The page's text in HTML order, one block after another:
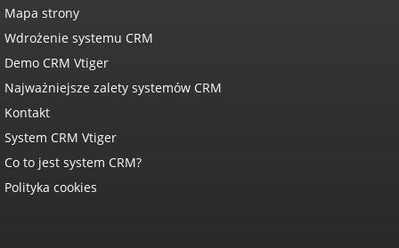
Mapa strony
Wdrożenie systemu CRM
Demo CRM Vtiger
Najważniejsze zalety systemów CRM
Kontakt
System CRM Vtiger
Co to jest system CRM?
Polityka cookies